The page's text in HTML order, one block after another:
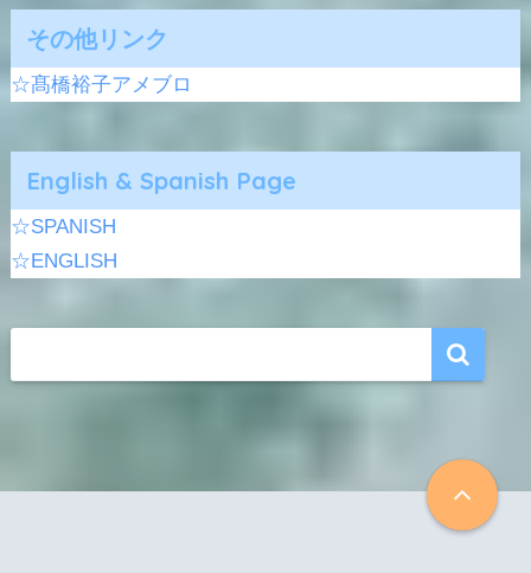
その他リンク
☆髙橋裕子アメブロ
English & Spanish Page
☆SPANISH
☆ENGLISH